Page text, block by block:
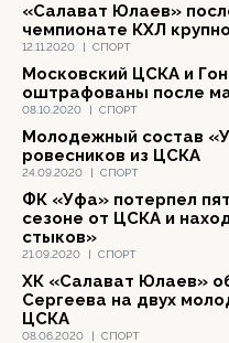
12.11.2020 | СПОРТ
«Салават Юлаев»
чемпионате КХЛ
08.10.2020 | СПОРТ
Московский ЦСКА и
оштрафованы после
24.09.2020 | СПОРТ
Молодежный состав
ровесников из ЦСКА
21.09.2020 | СПОРТ
ФК «Уфа» потерпел
сезоне от ЦСКА и
стыков»
08.06.2020 | СПОРТ
ХК «Салават Юлаев»
Сергеева на двух
ЦСКА